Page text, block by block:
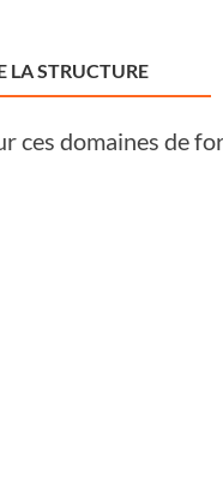
LA STRUCTURE
ces domaines de